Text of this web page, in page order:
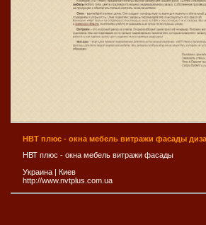
НВТ плюс - окна мебель витражи фасады
НВТ плюс - окна мебель витражи фасады
Украина
Киев
http://www.nvtplus.com.ua